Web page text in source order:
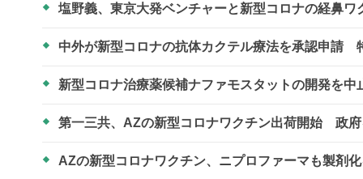
塩野義、東京大発ベンチャーと新型コロナの経鼻
中外が新型コロナの抗体カクテル療法を承認申請
新型コロナ治療薬候補ナファモスタットの開発を
第一三共、AZの新型コロナワクチン出荷開始 政
AZの新型コロナワクチン、ニプロファーマも製剤